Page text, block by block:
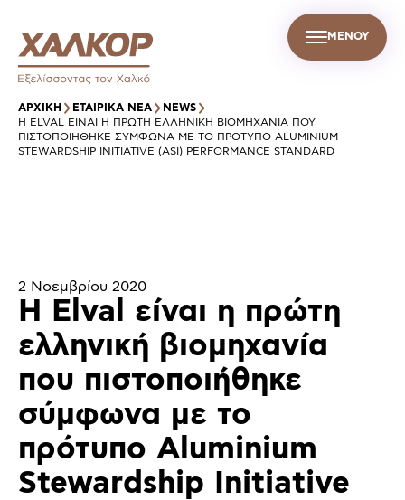
ΜΕΝΟΥ
GR
ΒΙΩΣΙΜΗ ΑΝΑΠΤΥΞΗ
ΑΡΧΙΚΉ ΕΤΑΙΡΙΚΑ ΝΕΑ
NEWS
Η ELVAL ΕΊΝΑΙ Η ΠΡΏΤΗ ΕΛΛΗΝΙΚΉ ΒΙΟΜΗΧΑΝΊΑ ΠΟΥ
ΠΙΣΤΟΠΟΙΉΘΗΚΕ ΣΎΜΦΩΝΑ ΜΕ ΤΟ ΠΡΌΤΥΠΟ ALUMINIUM
STEWARDSHIP INITIATIVE (ASI) PERFORMANCE STANDARD
2 Νοεμβρίου 2020
Η Elval είναι η πρώτη
ελληνική βιομηχανία
που πιστοποιήθηκε
σύμφωνα με το
πρότυπο Aluminium
Stewardship Initiative